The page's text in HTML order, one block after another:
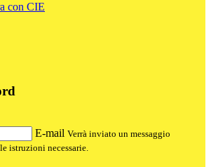
con CIE
E-mail Verrà inviato un messaggio
istruzioni necessarie.